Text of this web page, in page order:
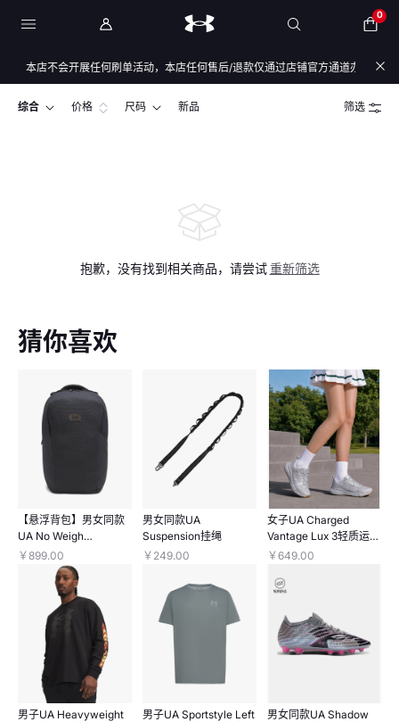
0
：本店不会开展任何刷单活动，本店任何售后/退款仅通过店铺官方通道办理，
综合 价格 尺码 新品 筛选
抱歉，没有找到相关商品，请尝试 重新筛选
猜你喜欢
【悬浮背包】男女同款
UA No Weigh
Commuter双肩包
￥899.00
男女同款UA
Suspension挂绳
￥249.00
女子UA Charged
Vantage Lux 3轻质运动
休闲鞋
￥649.00
男子UA Heavyweight
男子UA Sportstyle Left
男女同款UA Shadow